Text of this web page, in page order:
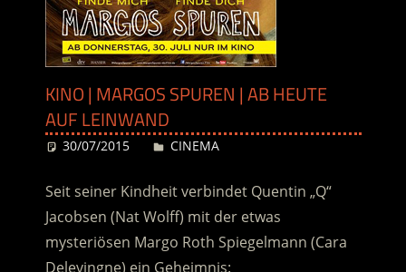
KINO | MARGOS SPUREN | AB HEUTE
AUF LEINWAND
30/07/2015 Desiree
CINEMA
Seit seiner Kindheit verbindet Quentin „Q“
Jacobsen (Nat Wolff) mit der etwas
mysteriösen Margo Roth Spiegelmann (Cara
Delevingne) ein Geheimnis: